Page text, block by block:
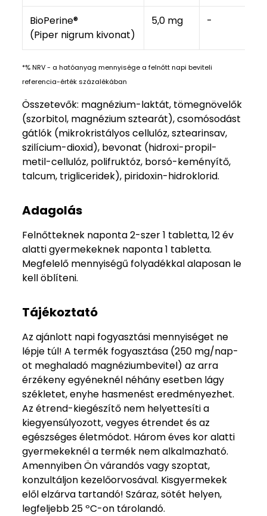
BioPerine®
(Piper nigrum kivonat)
5,0 mg -
*% NRV - a hatóanyag mennyisége a felnőtt napi beviteli
referencia-érték százalékában
Összetevők: magnézium-laktát, tömegnövelők
(szorbitol, magnézium sztearát), csomósodást
gátlók (mikrokristályos cellulóz, sztearinsav,
szilícium-dioxid), bevonat (hidroxi-propil-
metil-cellulóz, polifruktóz, borsó-keményítő,
talcum, trigliceridek), piridoxin-hidroklorid.
Adagolás
Felnőtteknek naponta 2-szer 1 tabletta, 12 év
alatti gyermekeknek naponta 1 tabletta.
Megfelelő mennyiségű folyadékkal alaposan le
kell öblíteni.
Tájékoztató
Az ajánlott napi fogyasztási mennyiséget ne
lépje túl! A termék fogyasztása (250 mg/nap-
ot meghaladó magnéziumbevitel) az arra
érzékeny egyéneknél néhány esetben lágy
székletet, enyhe hasmenést eredményezhet.
Az étrend-kiegészítő nem helyettesíti a
kiegyensúlyozott, vegyes étrendet és az
egészséges életmódot. Három éves kor alatti
gyermekeknél a termék nem alkalmazható.
Amennyiben Ön várandós vagy szoptat,
konzultáljon kezelőorvosával. Kisgyermekek
elől elzárva tartandó! Száraz, sötét helyen,
legfeljebb 25 ºC-on tárolandó.